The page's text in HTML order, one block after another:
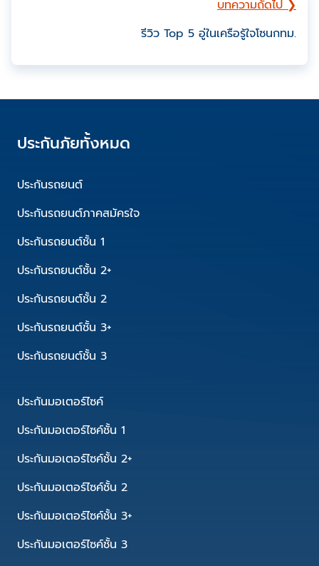
บทความถัดไป ❯
รีวิว Top 5 อู่ในเครือรู้ใจโซนกทม.
ประกันภัยทั้งหมด
ประกันรถยนต์
ประกันรถยนต์ภาคสมัครใจ
ประกันรถยนต์ชั้น 1
ประกันรถยนต์ชั้น 2+
ประกันรถยนต์ชั้น 2
ประกันรถยนต์ชั้น 3+
ประกันรถยนต์ชั้น 3
ประกันมอเตอร์ไซค์
ประกันมอเตอร์ไซค์ชั้น 1
ประกันมอเตอร์ไซค์ชั้น 2+
ประกันมอเตอร์ไซค์ชั้น 2
ประกันมอเตอร์ไซค์ชั้น 3+
ประกันมอเตอร์ไซค์ชั้น 3